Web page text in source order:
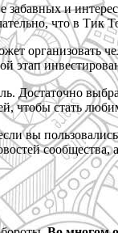
забавных и
что в Тик
этап
Достаточно
чтобы стать
вы